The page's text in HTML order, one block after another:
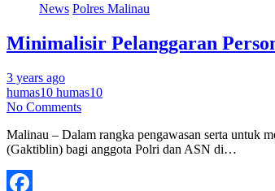
News Polres Malinau
Minimalisir Pelanggaran
3 years ago
humas10 humas10
No Comments
Malinau – Dalam rangka pengawasan serta untuk
(Gaktiblin) bagi anggota Polri dan ASN di…